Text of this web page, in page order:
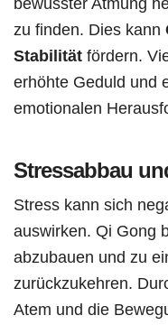
zu finden. Dies kann
Stabilität fördern.
erhöhte Geduld und
emotionalen
Stressabbau
Stress kann sich
auswirken. Qi Gong
abzubauen und zu
zurückzukehren.
Atem und die